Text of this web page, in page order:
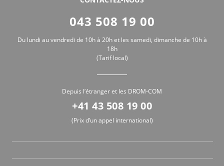
043 508 19 00
Du lundi au vendredi de 10h à 20h et les samedi, dimanche de 10h à
18h
(Tarif local)
Depuis l’étranger et les DROM-COM
+41 43 508 19 00
(Prix d’un appel international)